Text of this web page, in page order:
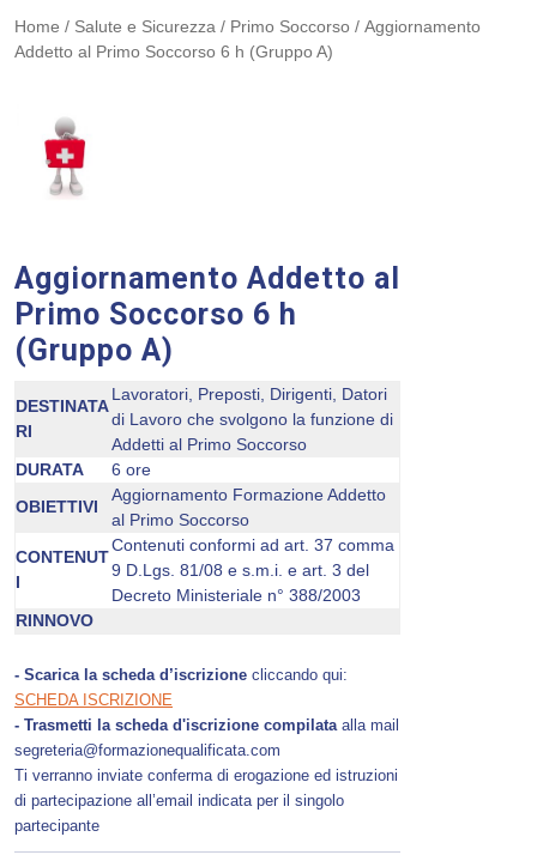
Home / Salute e Sicurezza / Primo Soccorso / Aggiornamento
Addetto al Primo Soccorso 6 h (Gruppo A)
Aggiornamento Addetto al
Primo Soccorso 6 h
(Gruppo A)
DESTINATA
RI
Lavoratori, Preposti, Dirigenti, Datori
di Lavoro che svolgono la funzione di
Addetti al Primo Soccorso
DURATA
6 ore
OBIETTIVI
Aggiornamento Formazione Addetto
al Primo Soccorso
CONTENUT
I
Contenuti conformi ad art. 37 comma
9 D.Lgs. 81/08 e s.m.i. e art. 3 del
Decreto Ministeriale n° 388/2003
RINNOVO
- Scarica la scheda d’iscrizione cliccando qui:
SCHEDA ISCRIZIONE
- Trasmetti la scheda d'iscrizione compilataalla mail
segreteria@formazionequalificata.com
Ti verranno inviate conferma di erogazione ed istruzioni
di partecipazione all’email indicata per il singolo
partecipante